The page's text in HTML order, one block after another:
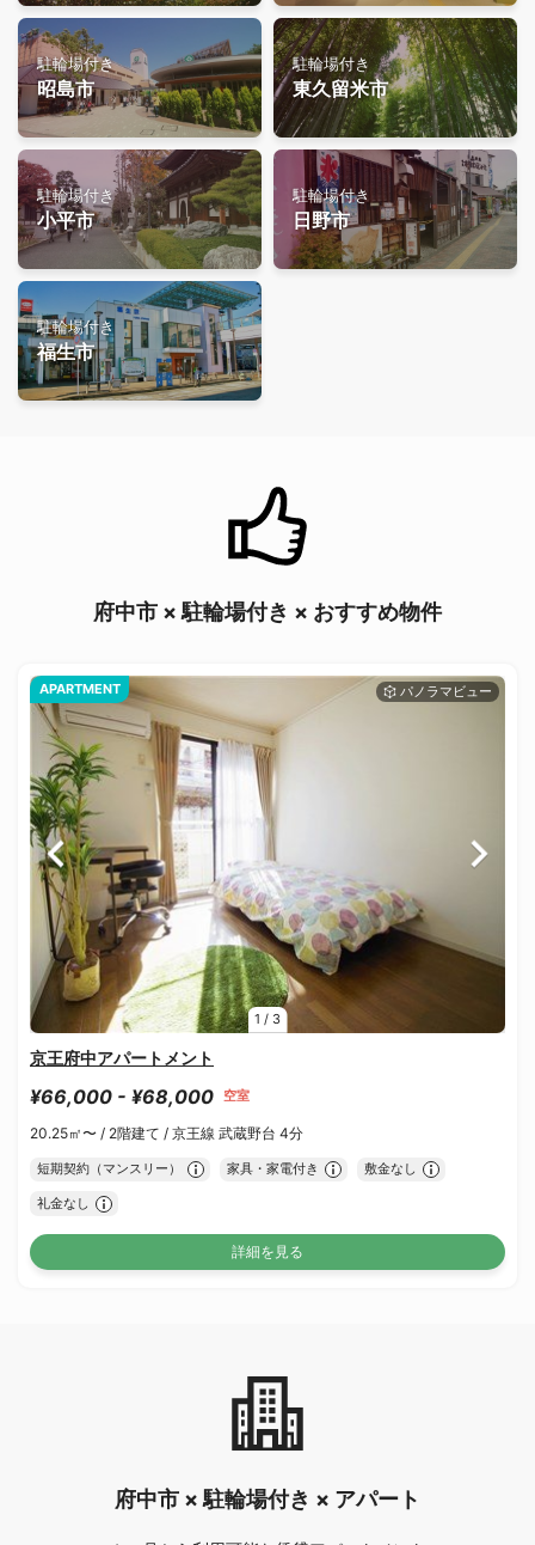
駐輪場付き
昭島市
駐輪場付き
東久留米市
駐輪場付き
小平市
駐輪場付き
日野市
駐輪場付き
福生市
府中市 × 駐輪場付き × おすすめ物件
1 / 3
APARTMENT
京王府中アパートメント
¥66,000 - ¥68,000 空室
20.25㎡〜 / 2階建て / 京王線 武蔵野台 4分
短期契約（マンスリー） 家具・家電付き 敷金なし
礼金なし
詳細を見る
府中市 × 駐輪場付き × アパート